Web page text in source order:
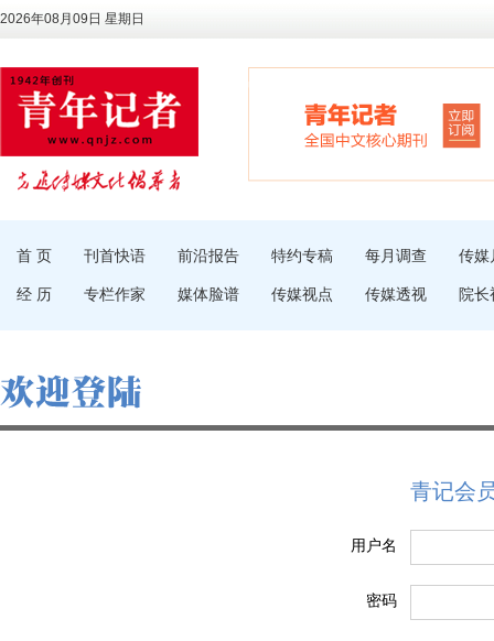
2026年08月09日 星期日
首 页 刊首快语 前沿报告 特约专稿 每月调查 传媒
经 历 专栏作家 媒体脸谱 传媒视点 传媒透视 院长
青记会
用户名
密码